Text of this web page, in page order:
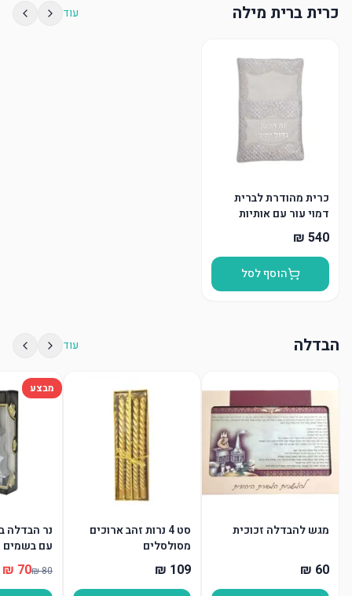
כרית ברית מילה עוד
כרית מהודרת לברית
דמוי עור עם אותיות
בולטות
הוסף לסל
הבדלה עוד
מגש להבדלה זכוכית
סט 4 נרות זהב ארוכים
מסולסלים
מבצע
נר הבדלה
עם בשמים